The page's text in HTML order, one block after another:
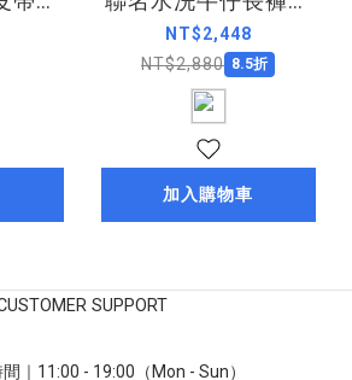
Paid Time Off Denim
Jeans（24AW）
NT$2,448
NT$2,880 8.5折
加入購物車
SUPPORT
｜11:00 - 19:00（Mon - Sun）